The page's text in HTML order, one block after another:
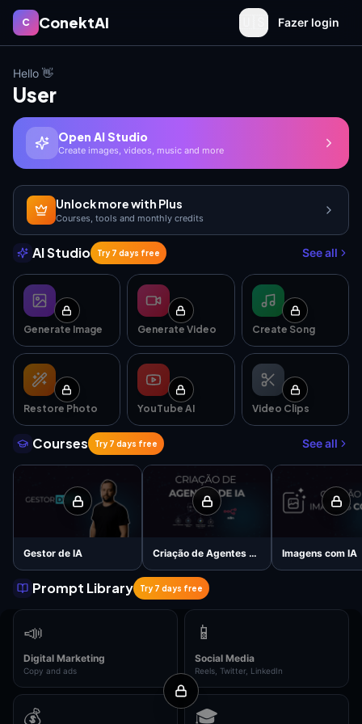
C ConektAI 🇺🇸 Fazer login
Hello 👋
User
Open AI Studio
Create images, videos, music and more
Unlock more with Plus
Courses, tools and monthly credits
AI Studio Try 7 days free See all
Generate Image Generate Video Create Song
Restore Photo YouTube AI Video Clips
Courses Try 7 days free See all
Gestor de IA Criação de Agentes de IA Imagens com IA
Prompt Library Try 7 days free
📣
Digital Marketing
Copy and ads
📱
Social Media
Reels, Twitter, LinkedIn
💰 🎓